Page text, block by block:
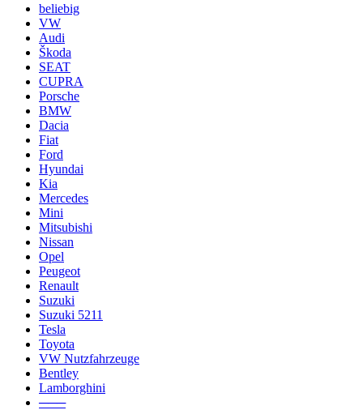
beliebig
VW
Audi
Škoda
SEAT
CUPRA
Porsche
BMW
Dacia
Fiat
Ford
Hyundai
Kia
Mercedes
Mini
Mitsubishi
Nissan
Opel
Peugeot
Renault
Suzuki
Suzuki 5211
Tesla
Toyota
VW Nutzfahrzeuge
Bentley
Lamborghini
───